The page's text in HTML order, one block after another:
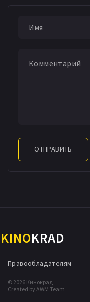
ОТПРАВИТЬ
KINOKRAD
© 2026 Кинокрад
Created by AWM Team
Правообладателям